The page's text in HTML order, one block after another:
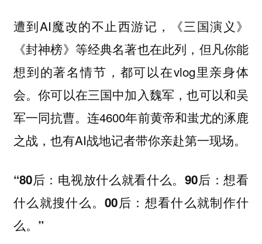
遭到AI魔改的不止西游记，《三国演义》
《封神榜》等经典名著也在此列，但凡你能
想到的著名情节，都可以在vlog里亲身体
会。你可以在三国中加入魏军，也可以和吴
军一同抗曹。连4600年前黄帝和蚩尤的涿鹿
之战，也有AI战地记者带你亲赴第一现场。
“80后：电视放什么就看什么。90后：想看
什么就搜什么。00后：想看什么就制作什
么。”